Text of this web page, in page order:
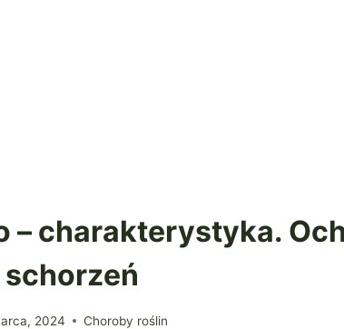
charakterystyka.
2024 Choroby roślin